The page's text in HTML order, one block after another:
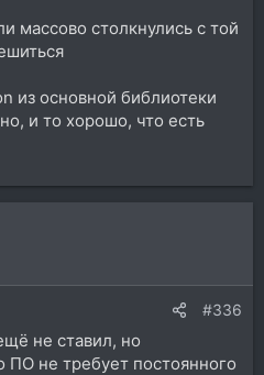
массово столкнулись с той
из основной библиотеки
и то хорошо, что есть
#336
не ставил, но
ПО не требует постоянного